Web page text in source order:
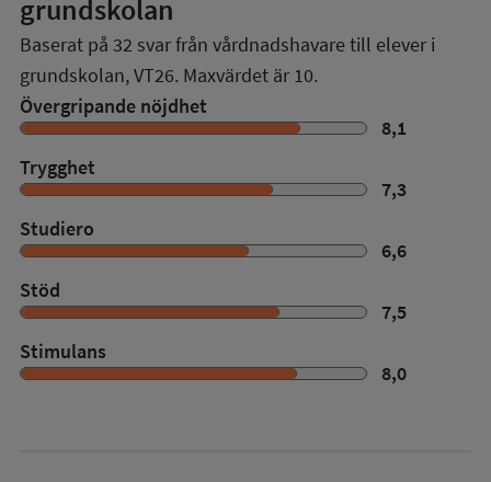
grundskolan
Baserat på 32 svar från vårdnadshavare till elever i
grundskolan,VT26. Maxvärdet är 10.
Övergripande nöjdhet
8,1
Trygghet
7,3
Studiero
6,6
Stöd
7,5
Stimulans
8,0